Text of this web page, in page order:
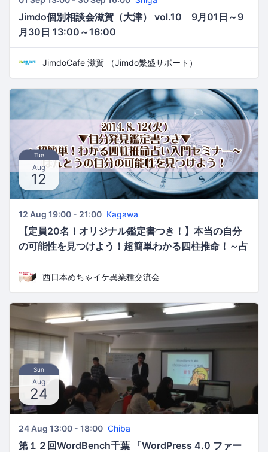
Jimdo個別相談会滋賀（大津） vol.10 9月01日～9
月30日 13:00～16:00
JimdoCafe 滋賀 （Jimdo繁盛サポート）
Tue
Aug
12
12 Aug 19:00 - 21:00 Kagawa
【定員20名！オリジナル鑑定書つき！】本当の自分
の可能性を見つけよう！超簡単わかる四柱推命！～占
い入門セミナー～
西日本めちゃイケ異業種交流会
Sun
Aug
24
24 Aug 13:00 - 18:00 Chiba
第１２回WordBench千葉 「WordPress 4.0 ファー